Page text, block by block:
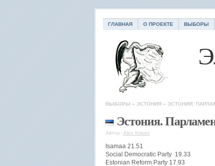
ГЛАВНАЯ О ПРОЕКТЕ ВЫБОРЫ
ВЫБОРЫ » ЭСТОНИЯ » ЭСТОНИЯ.
Эстония.
Автор: Alex Kireev
Isamaa 21.51
Social Democratic Party 19.33
Estonian Reform Party 17.93